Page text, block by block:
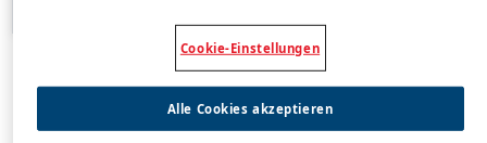
Berechne deinen Verbrauch
Die richtigen Produkte
Cookie-Einstellungen
Alle Cookies akzeptieren